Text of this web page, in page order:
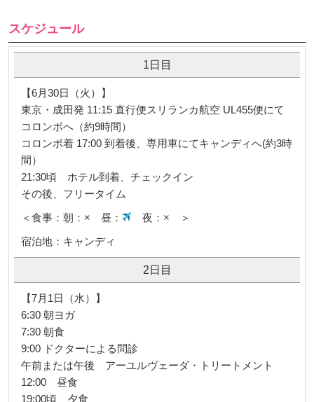
スケジュール
1日目
【6月30日（火）】
東京・成田発 11:15 直行便スリランカ航空 UL455便にて
コロンボへ（約9時間）
コロンボ着 17:00 到着後、専用車にてキャンディへ(約3時
間）
21:30頃 ホテル到着、チェックイン
宿泊地：キャンディ
2日目
【7月1日（水）】
6:30 朝ヨガ
7:30 朝食
9:00 ドクターによる問診
午前または午後 アーユルヴェーダ・トリートメント
12:00 昼食